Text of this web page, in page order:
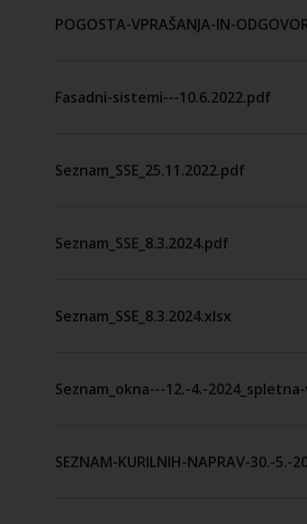
POGOSTA-VPRAŠANJA-IN-
Fasadni-sistemi---10.6.2022.pdf
Seznam_SSE_25.11.2022.pdf
Seznam_SSE_8.3.2024.pdf
Seznam_SSE_8.3.2024.xlsx
Seznam_okna---12.-4.-
SEZNAM-KURILNIH-NAPRAV-30.-5.-